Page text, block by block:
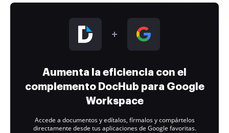
Aumenta la eficiencia con el
complemento DocHub para Google
Workspace
Accede a documentos y edítalos, fírmalos y compártelos
directamente desde tus aplicaciones de Google favoritas.